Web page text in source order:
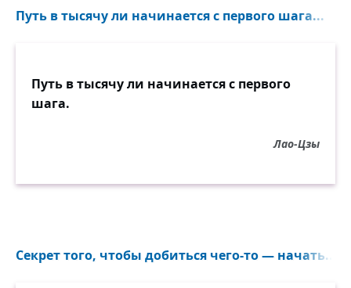
Путь в тысячу ли начинается с первого шага...
Путь в тысячу ли начинается с первого
шага.
Лао-Цзы
Секрет того, чтобы добиться чего-то — начать...